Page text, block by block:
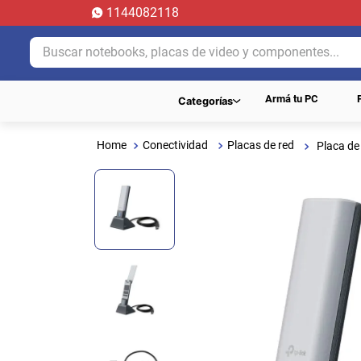
1144082118
Buscar notebooks, placas de video y componentes...
Categorías Armá tu PC
Conectividad Placas de red Placa